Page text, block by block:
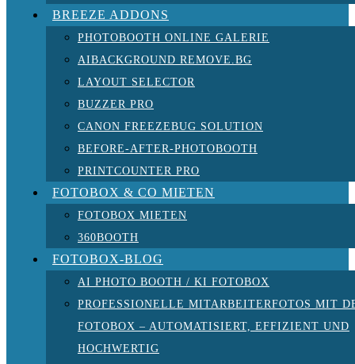
BREEZE ADDONS
PHOTOBOOTH ONLINE GALERIE
AIBACKGROUND REMOVE.BG
LAYOUT SELECTOR
BUZZER PRO
CANON FREEZEBUG SOLUTION
BEFORE-AFTER-PHOTOBOOTH
PRINTCOUNTER PRO
FOTOBOX & CO MIETEN
FOTOBOX MIETEN
360BOOTH
FOTOBOX-BLOG
AI PHOTO BOOTH / KI FOTOBOX
PROFESSIONELLE MITARBEITERFOTOS MIT
FOTOBOX – AUTOMATISIERT, EFFIZIENT UND
HOCHWERTIG